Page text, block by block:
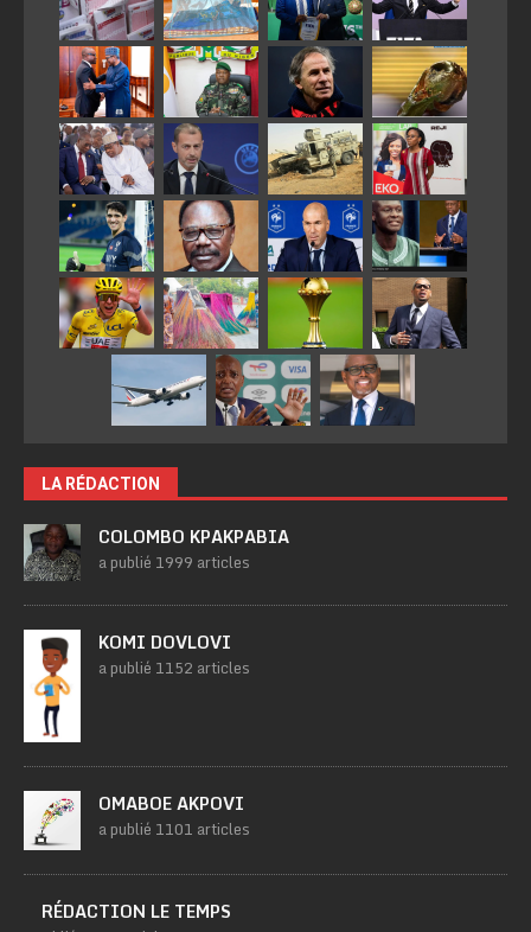
LA RÉDACTION
COLOMBO KPAKPABIA
a publié 1999 articles
KOMI DOVLOVI
a publié 1152 articles
OMABOE AKPOVI
a publié 1101 articles
RÉDACTION LE TEMPS